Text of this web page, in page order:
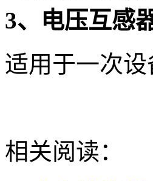
3、电压互感
适用于一次
相关阅读：